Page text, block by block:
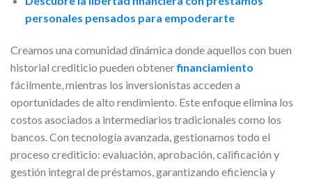
personales pensados para empoderarte
Creamos una comunidad dinámica donde aquellos con buen
historial crediticio pueden obtenerfinanciamiento
fácilmente, mientras los inversionistas acceden a
oportunidades de alto rendimiento. Este enfoque elimina los
costos asociados a intermediarios tradicionales como los
bancos. Con tecnología avanzada, gestionamos todo el
proceso crediticio: evaluación, aprobación, calificación y
gestión integral de préstamos, garantizando eficiencia y